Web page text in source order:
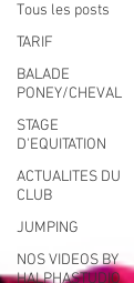
Tous les posts
TARIF
BALADE
PONEY/CHEVAL
STAGE
D'EQUITATION
ACTUALITES DU
CLUB
JUMPING
NOS VIDEOS BY
HALPHASTUDIO